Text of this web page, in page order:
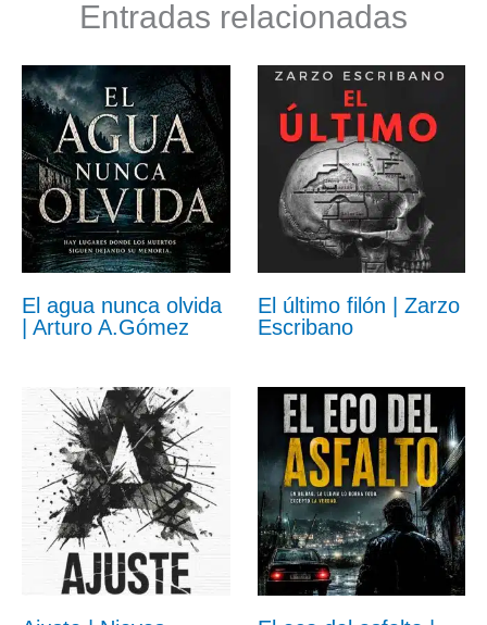
Entradas relacionadas
El agua nunca olvida
| Arturo A.Gómez
El último filón | Zarzo
Escribano